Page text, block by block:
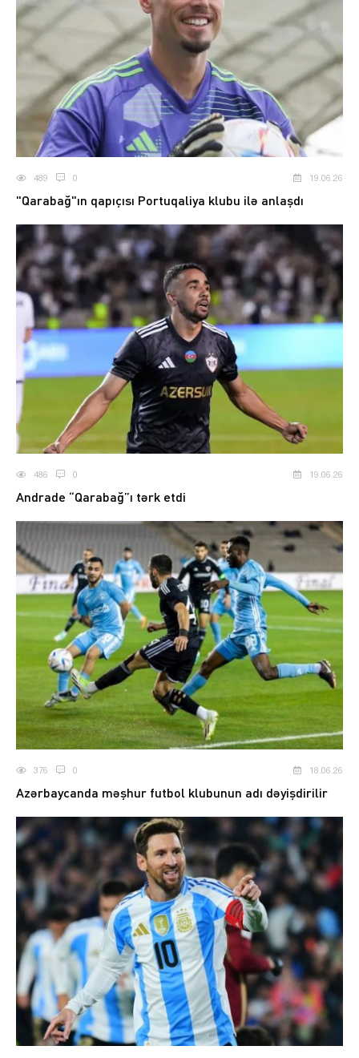
489 0 19.06.26
"Qarabağ"ın qapıçısı Portuqaliya klubu ilə anlaşdı
486 0 19.06.26
Andrade “Qarabağ”ı tərk etdi
376 0 18.06.26
Azərbaycanda məşhur futbol klubunun adı dəyişdirilir